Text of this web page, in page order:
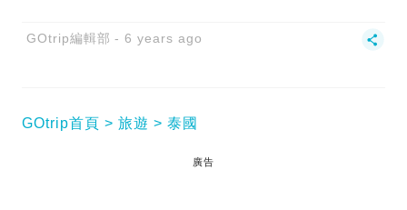
GOtrip編輯部 6 years ago
GOtrip首頁 旅遊 泰國
廣告